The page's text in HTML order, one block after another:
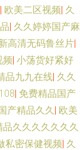
| 欧美二区视频| 久
| 久久婷婷国产麻
高清无码鲁丝片|
频| 小荡货好紧好
品九九在线| 久久
| 免费精品国产
产精品久久| 欧美
品久久久久久久久
私密保健视频| 久